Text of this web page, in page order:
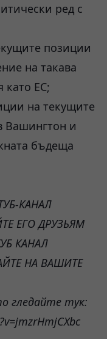
ред с
позиции
на такава
като ЕС;
на текущите
Вашингтон и
бъдеща
КАНАЛ
ЕГО ДРУЗЬЯМ
КАНАЛ
НА ВАШИТЕ
гледайте тук: